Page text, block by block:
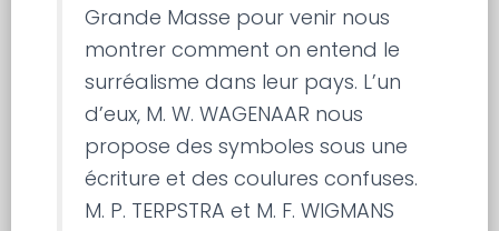
Grande Masse pour venir nous
montrer comment on entend le
surréalisme dans leur pays. L’un
d’eux, M. W. WAGENAAR nous
propose des symboles sous une
écriture et des coulures confuses.
M. P. TERPSTRA et M. F. WIGMANS